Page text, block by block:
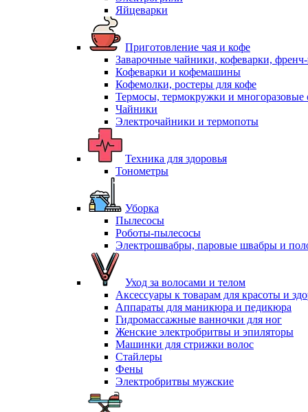
Яйцеварки
Приготовление чая и кофе
Заварочные чайники, кофеварки,
Кофеварки и кофемашины
Кофемолки, ростеры для кофе
Термосы, термокружки и многоразовые
Чайники
Электрочайники и термопоты
Техника для здоровья
Тонометры
Уборка
Пылесосы
Роботы-пылесосы
Электрошвабры, паровые швабры и
Уход за волосами и телом
Аксессуары к товарам для красоты и
Аппараты для маникюра и педикюра
Гидромассажные ванночки для ног
Женские электробритвы и эпиляторы
Машинки для стрижки волос
Стайлеры
Фены
Электробритвы мужские